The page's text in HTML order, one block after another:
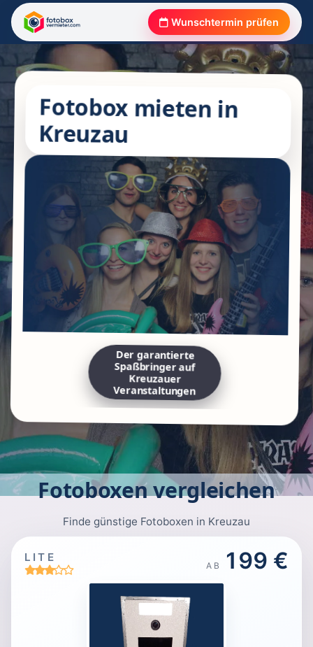
Wunschtermin prüfen
Fotobox mieten in
Kreuzau
Der garantierte
Spaßbringer auf
Kreuzauer
Veranstaltungen
Fotoboxen vergleichen
Finde günstige Fotoboxen in Kreuzau
LITE
AB 199 €